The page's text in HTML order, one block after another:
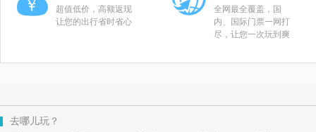
超值低价，高额返现
让您的出行省时省心
全网最全覆盖，国
内、国际门票一网打
尽，让您一次玩到爽
去哪儿玩？